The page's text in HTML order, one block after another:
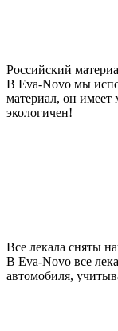
Российский
В Eva-Novo мы
материал, он
экологичен!
Все лекала сняты
В Eva-Novo все
автомобиля,